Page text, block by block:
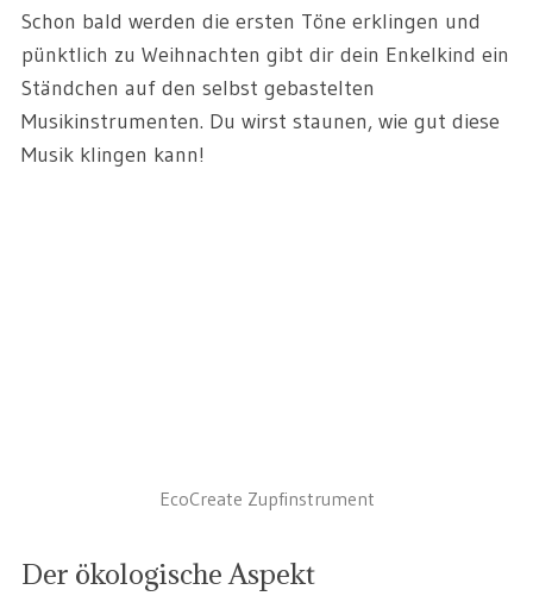
Schon bald werden die ersten Töne erklingen und
pünktlich zu Weihnachten gibt dir dein Enkelkind ein
Ständchen auf den selbst gebastelten
Musikinstrumenten. Du wirst staunen, wie gut diese
Musik klingen kann!
EcoCreate Zupfinstrument
Der ökologische Aspekt